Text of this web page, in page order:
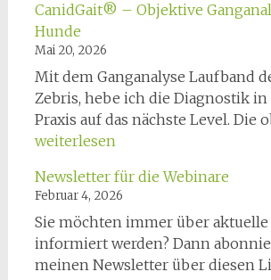
CanidGait® – Objektive
Hunde
Mai 20, 2026
Mit dem Ganganalyse Laufband
Zebris, hebe ich die Diagnostik
Praxis auf das nächste Level. Die
weiterlesen
Newsletter für die Webinare
Februar 4, 2026
Sie möchten immer über aktuelle
informiert werden? Dann
meinen Newsletter über diesen